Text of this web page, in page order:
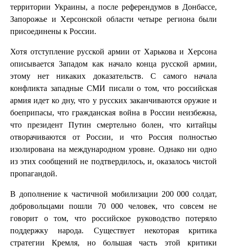
территории Украины, а после референдумов в Донбассе,
Запорожье и Херсонской области четыре региона были
присоединены к России.
Хотя отступление русской армии от Харькова и Херсона
описывается Западом как начало конца русской армии,
этому нет никаких доказательств. С самого начала
конфликта западные СМИ писали о том, что российская
армия идет ко дну, что у русских заканчиваются оружие и
боеприпасы, что гражданская война в России неизбежна,
что президент Путин смертельно болен, что китайцы
отворачиваются от России, и что Россия полностью
изолирована на международном уровне. Однако ни одно
из этих сообщений не подтвердилось, и, оказалось чистой
пропагандой.
В дополнение к частичной мобилизации 200 000 солдат,
добровольцами пошли 70 000 человек, что совсем не
говорит о том, что российское руководство потеряло
поддержку народа. Существует некоторая критика
стратегии Кремля, но большая часть этой критики